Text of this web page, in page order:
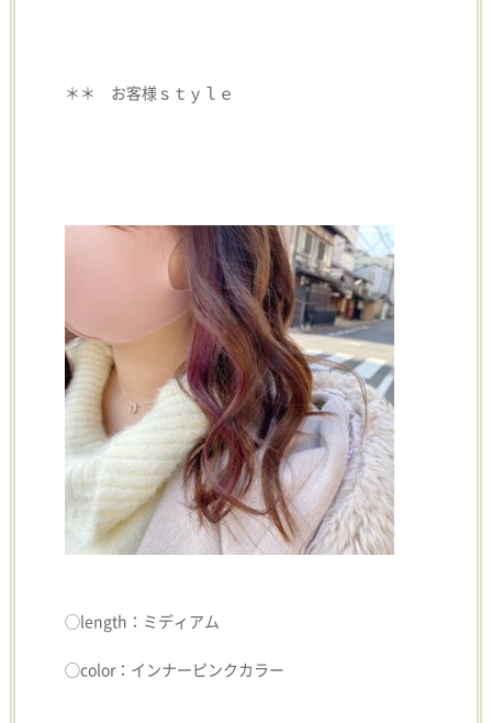
＊＊ お客様ｓｔｙｌｅ
◯length：ミディアム
◯color：インナーピンクカラー